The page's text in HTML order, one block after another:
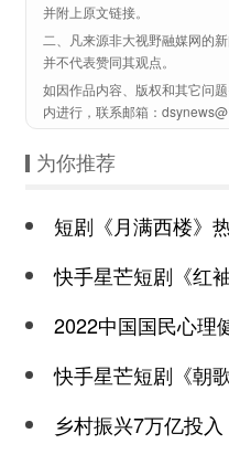
并附上原文链接。
二、凡来源非大视野融媒网的
并不代表赞同其观点。
如因作品内容、版权和其它问
内进行，联系邮箱：
为你推荐
短剧《月满西楼》热播，
快手星芒短剧《红袖暗卫
2022中国国民心理健康
快手星芒短剧《朝歌赋》开
乡村振兴7万亿投入 ，